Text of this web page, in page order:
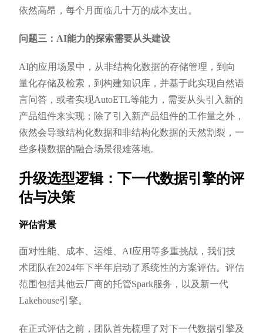
依然高昂，每个月面临几十万的成本支出。
问题三：AI能力的探索需要从头建设
AI的应用场景中，从非结构化数据的存储管理，到向
量化存储及检索，到构建知识库，并基于此实现自然语
言问答，或者实现AutoETL等能力，需要从头引入新的
产品组件来实现；除了引入新产品组件的工作量之外，
依然会导致结构化数据和非结构化数据的天然割裂，一
些多模数据的融合场景很难落地。
升级选型逻辑：下一代数据引擎的评
估与决策
评估背景
面对性能、成本、运维、AI应用等多重挑战，我们技
术团队在2024年下半年启动了系统性的方案评估。评估
范围包括其他云厂商的托管Spark服务，以及新一代
Lakehouse引擎。
在正式评估之前，团队首先梳理了对下一代数据引擎及